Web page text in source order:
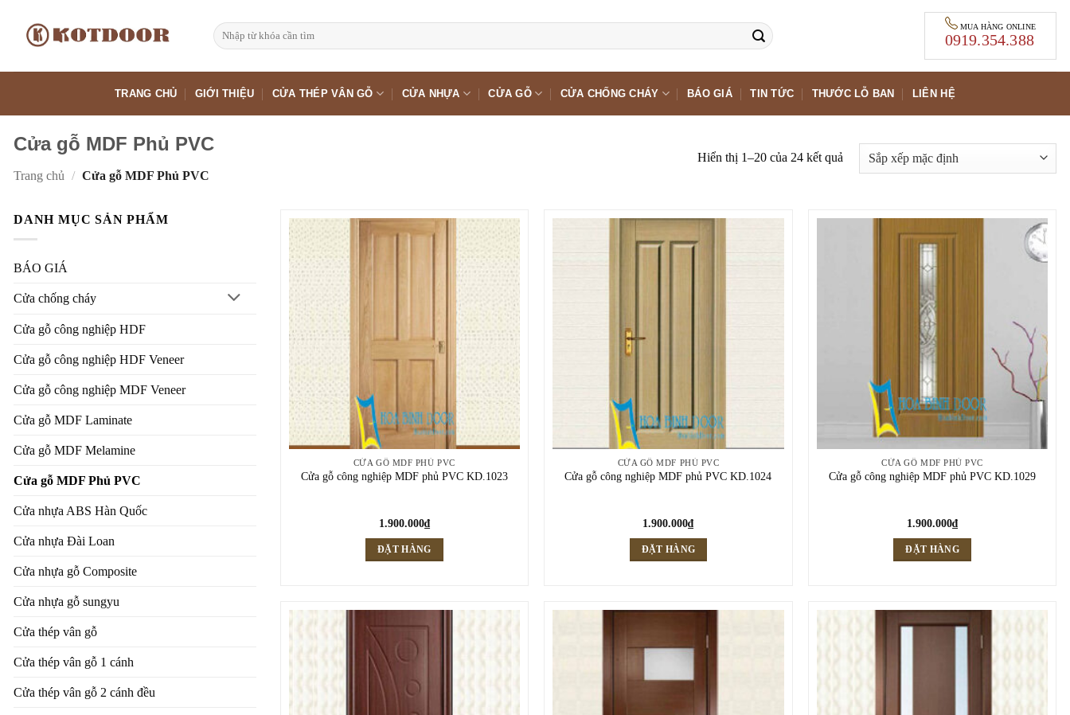
dung
Tìm
kiếm:
MUA HÀNG ONLINE
0919.354.388
TRANG CHỦ GIỚI THIỆU CỬA THÉP VÂN GỖ CỬA NHỰA CỬA GỖ CỬA CHỐNG CHÁY BÁO GIÁ TIN TỨC THƯỚC LỖ BAN LIÊN HỆ
Cửa gỗ MDF Phủ PVC
Trang chủ / Cửa gỗ MDF Phủ PVC
Hiển thị 1–20 của 24 kết quả
DANH MỤC SẢN PHẨM
BÁO GIÁ
Cửa chống cháy
Cửa gỗ công nghiệp HDF
Cửa gỗ công nghiệp HDF Veneer
Cửa gỗ công nghiệp MDF Veneer
Cửa gỗ MDF Laminate
Cửa gỗ MDF Melamine
Cửa gỗ MDF Phủ PVC
Cửa nhựa ABS Hàn Quốc
Cửa nhựa Đài Loan
Cửa nhựa gỗ Composite
Cửa nhựa gỗ sungyu
Cửa thép vân gỗ
Cửa thép vân gỗ 1 cánh
Cửa thép vân gỗ 2 cánh đều
CỬA GỖ MDF PHỦ PVC
Cửa gỗ công nghiệp MDF phủ PVC KD.1023
1.900.000₫
ĐẶT HÀNG
CỬA GỖ MDF PHỦ PVC
Cửa gỗ công nghiệp MDF phủ PVC KD.1024
1.900.000₫
ĐẶT HÀNG
CỬA GỖ MDF PHỦ PVC
Cửa gỗ công nghiệp MDF phủ PVC KD.1029
1.900.000₫
ĐẶT HÀNG